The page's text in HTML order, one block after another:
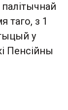
палітычнай
таго, з 1
у
Пенсійны